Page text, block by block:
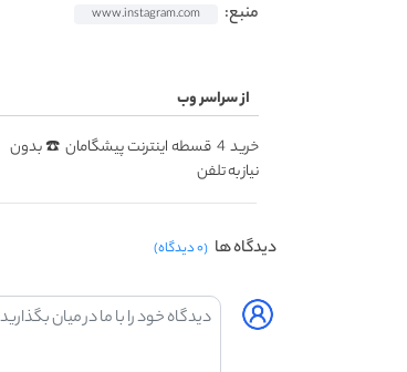
منبع: www.instagram.com
از سراسر وب
خرید 4 قسطه اینترنت پیشگامان ☎️ بدون
نیاز به تلفن
دیدگاه ها (۰ دیدگاه)